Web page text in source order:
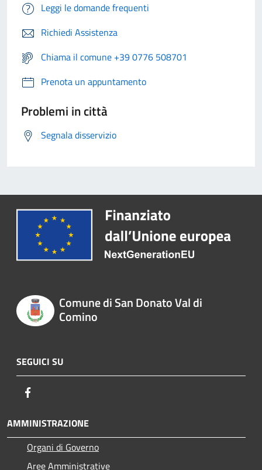
Leggi le domande frequenti
Richiedi Assistenza
Chiama il comune +39 0776 508701
Prenota un appuntamento
Problemi in città
Segnala disservizio
Comune di San Donato Val di
Comino
SEGUICI SU
AMMINISTRAZIONE
Organi di Governo
Aree Amministrative